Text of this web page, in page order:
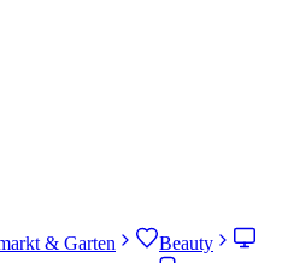
& Garten
Beauty